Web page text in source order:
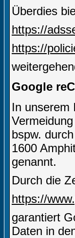
Überdies
https://
https://
Google
In unserem
bspw.
1600
genannt.
Durch die
https://
garantiert
Daten in